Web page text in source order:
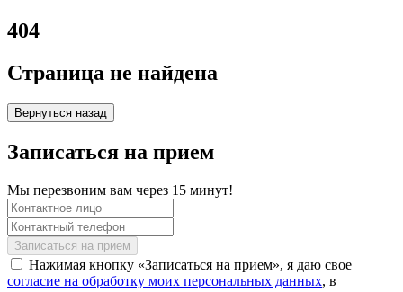
404
Страница не найдена
Вернуться назад
Записаться на прием
Мы перезвоним вам через 15 минут!
Нажимая кнопку «Записаться на прием», я даю свое
согласие на обработку моих персональных данных, в